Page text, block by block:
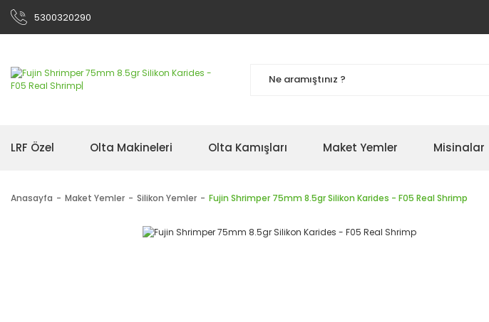
5300320290
LRF Özel Olta Makineleri Olta Kamışları Maket Yemler Misinalar
Anasayfa Maket Yemler Silikon Yemler Fujin Shrimper 75mm 8.5gr Silikon Karides - F05 Real Shrimp